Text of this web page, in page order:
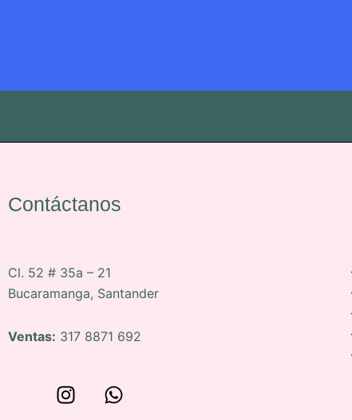
Contáctanos
Cl. 52 # 35a – 21
Bucaramanga, Santander
Ventas: 317 8871 692
I
W